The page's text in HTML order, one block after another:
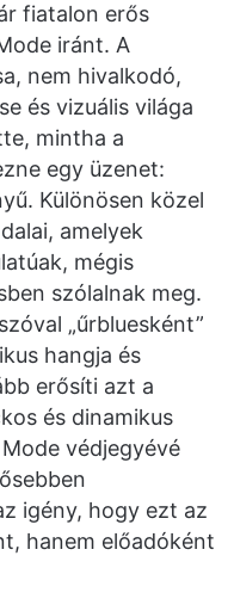
fiatalon erős
iránt. A
nem hivalkodó,
és vizuális világa
mintha a
egy üzenet:
Különösen közel
amelyek
mégis
szólalnak meg.
„űrbluesként”
hangja és
erősíti azt a
és dinamikus
védjegyévé
igény, hogy ezt az
hanem előadóként